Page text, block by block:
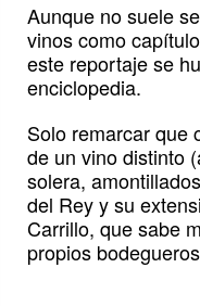
Aunque no suele
vinos como
este reportaje se
enciclopedia.
Solo remarcar que
de un vino distinto
solera,
del Rey y su
Carrillo, que sabe
propios